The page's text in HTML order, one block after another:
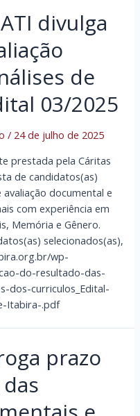
divulga
de
03/2025
/ 24 de julho de 2025
prestada pela Cáritas
de candidatos(as)
documental e
com experiência em
Memória e Gênero.
selecionados(as),
wp-
do-resultado-das-
dos-curriculos_Edital-
Itabira-.pdf
prazo